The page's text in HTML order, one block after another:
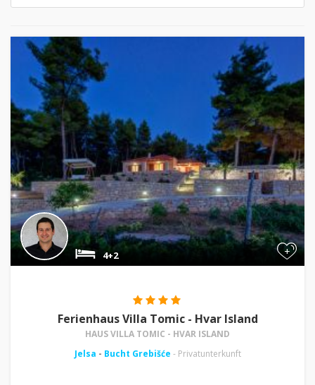
+
4+2
Ferienhaus Villa Tomic - Hvar Island
HAUS VILLA TOMIC - HVAR ISLAND
Jelsa - Bucht Grebišće - Privatunterkunft